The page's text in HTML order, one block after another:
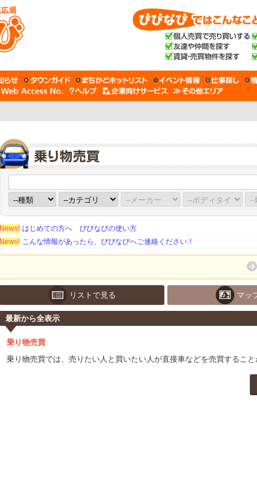
News! はじめての方へ びびなびの使い方
News! こんな情報があったら、びびなびへご連絡ください！
リストで見る マッ
最新から全表示
乗り物売買
乗り物売買では、売りたい人と買いたい人が直接車などを売買すること